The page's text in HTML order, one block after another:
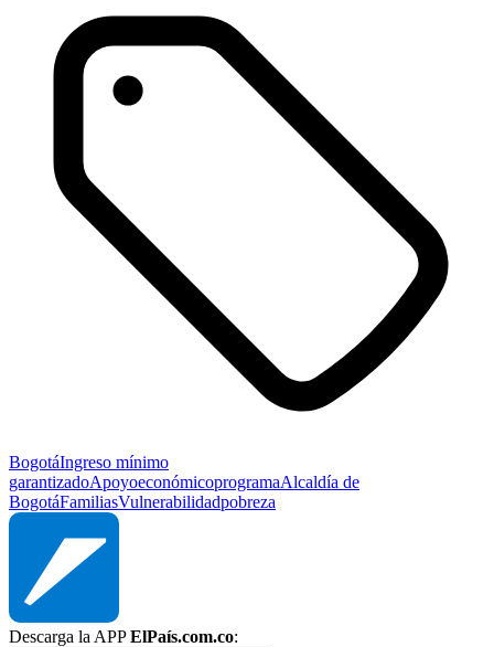
BogotáIngreso mínimo
garantizadoApoyoeconómicoprogramaAlcaldía de
BogotáFamiliasVulnerabilidadpobreza
Descarga la APPElPaís.com.co: